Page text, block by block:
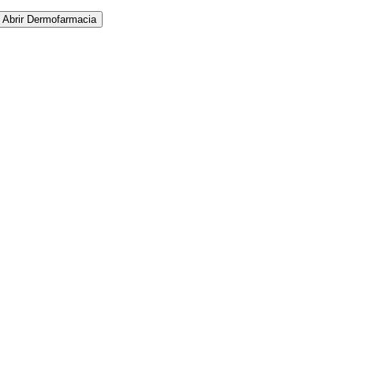
Abrir Dermofarmacia